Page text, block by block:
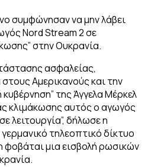
συμφώνησαν να μην λάβει
Nord Stream 2 σε
στην Ουκρανία.
ασφαλείας,
Αμερικανούς και την
της Άγγελα Μέρκελ
κλιμάκωσης αυτός ο αγωγός
λειτουργία”, δήλωσε η
τηλεοπτικό δίκτυο
φοβάται μια εισβολή ρωσικών